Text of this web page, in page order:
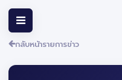
กลับหน้ารายการข่าว